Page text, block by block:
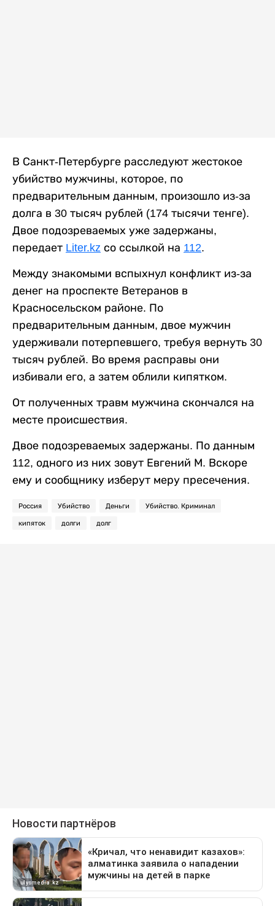
В Санкт-Петербурге расследуют жестокое
убийство мужчины, которое, по
предварительным данным, произошло из-за
долга в 30 тысяч рублей (174 тысячи тенге).
Двое подозреваемых уже задержаны,
передает Liter.kz со ссылкой на 112.
Между знакомыми вспыхнул конфликт из-за
денег на проспекте Ветеранов в
Красносельском районе. По
предварительным данным, двое мужчин
удерживали потерпевшего, требуя вернуть 30
тысяч рублей. Во время расправы они
избивали его, а затем облили кипятком.
От полученных травм мужчина скончался на
месте происшествия.
Двое подозреваемых задержаны. По данным
112, одного из них зовут Евгений М. Вскоре
ему и сообщнику изберут меру пресечения.
Россия Убийство Деньги Убийство. Криминал
кипяток долги долг